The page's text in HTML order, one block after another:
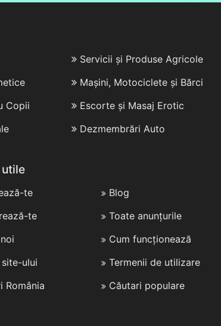
Copii
Servicii și Produse Agricole
Mașini, Motociclete și Bărci
Escorte și Masaj Erotic
Dezmembrări Auto
te
te
ului
România
Blog
Toate anunțurile
Cum funcționează
Termenii de utilizare
Căutari populare